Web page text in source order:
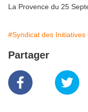
La Provence du 25
#Syndicat des Initiatives
Partager